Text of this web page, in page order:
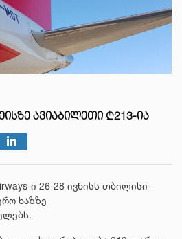
ᲐᲕᲘᲐᲑᲘᲚᲔᲗᲘ ₾213-ᲘᲐ
ი 26-28 ივნისს თბილისი-
ხაზზე